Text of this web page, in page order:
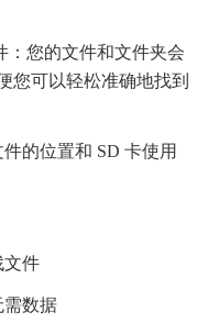
：您的文件和文件夹会
您可以轻松准确地找到
的位置和 SD 卡使用
文件
需数据